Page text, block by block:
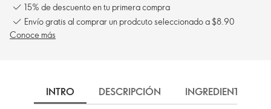
15% de descuento en tu primera compra
Envío gratis al comprar un prodcuto seleccionado a $8.90
Conoce más
INTRO DESCRIPCIÓN INGREDIENTES